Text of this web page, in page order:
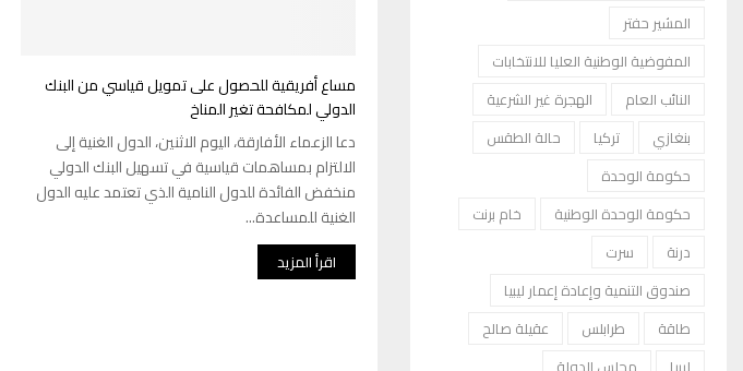
مساع أفريقية للحصول على تمويل قياسي من البنك
الدولي لمكافحة تغير المناخ
دعا الزعماء الأفارقة، اليوم الاثنين، الدول الغنية إلى
الالتزام بمساهمات قياسية في تسهيل البنك الدولي
منخفض الفائدة للدول النامية الذي تعتمد عليه الدول
الغنية للمساعدة...
اقرأ المزيد
المشير حفتر
المفوضية الوطنية العليا للانتخابات
النائب العام
الهجرة غير الشرعية
بنغازي
تركيا
حالة الطقس
حكومة الوحدة
حكومة الوحدة الوطنية
خام برنت
درنة
سرت
صندوق التنمية وإعادة إعمار ليبيا
طاقة
طرابلس
عقيلة صالح